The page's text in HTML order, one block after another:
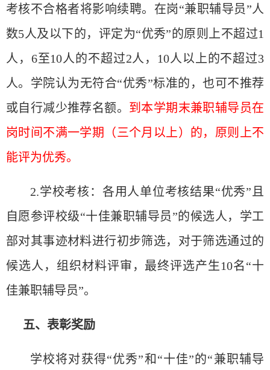
考核不合格者将影响续聘。在岗“兼职辅导员”人
数5人及以下的， 评定为“优秀”的原 则 上不超过1
人，6至10人的不超过2人，10人以上的不超过3
人。学院认为无符合“优秀”标准的，也可不推荐
或自行减少推荐名额。 到本学期末兼职辅导员在
岗时间 不满一学期（三个月以上）的，原则
上不
能评为优秀。
2.学校考核：各用人单位考核结果“优秀” 且
自愿参评校级“十佳兼职辅导员”的候选人，学工
部对其事迹材料进行初步筛选， 对于筛选通过的
候选人， 组织材料评审 ，最终评选产生10名 “十
佳兼职辅导员”。
五、表彰奖励
学校将对获得“优秀”和 “十佳”的“兼职辅导